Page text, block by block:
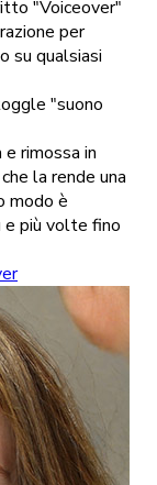
"Voiceover"
per
su qualsiasi
"suono
rimossa in
la rende una
modo è
e più volte fino